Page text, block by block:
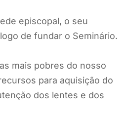
episcopal, o seu
de fundar o Seminário.
mais pobres do nosso
para aquisição do
dos lentes e dos